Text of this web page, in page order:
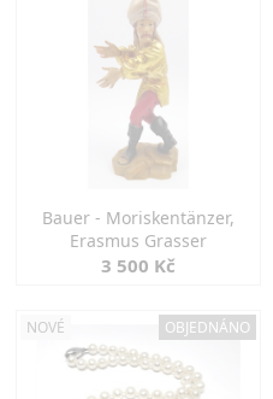
Bauer - Moriskentänzer,
Erasmus Grasser
3 500 Kč
NOVÉ OBJEDNÁNO